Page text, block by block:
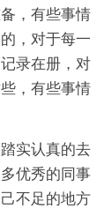
，有些事情
，对于每一
录在册，对
，有些事情
实认真的去
优秀的同事
不足的地方